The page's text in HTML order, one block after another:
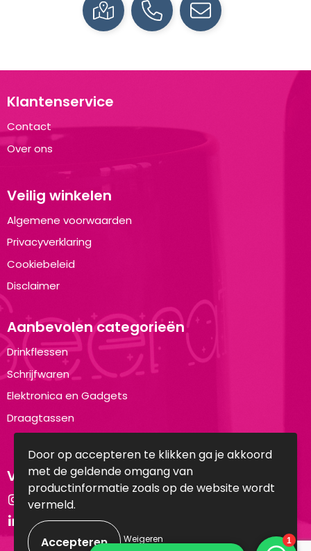
Klantenservice
Contact
Over ons
Veilig winkelen
Algemene voorwaarden
Privacyverklaring
Cookiebeleid
Disclaimer
Aanbevolen categorieën
Drinkflessen
Schrijfwaren
Elektronica en Gadgets
Draagtassen
Volg ons op:
Instagram
LinkedIn
Door op accepteren te klikken ga je akkoord
met de geldende omgang van
productinformatie zoals op de website wordt
vermeld.
Weigeren